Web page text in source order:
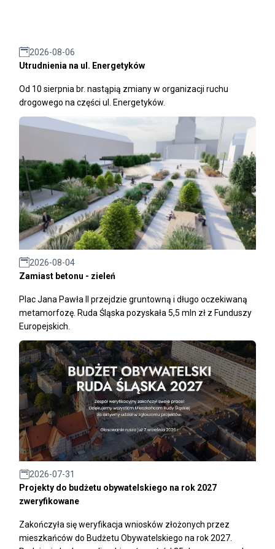
2026-08-06
Utrudnienia na ul. Energetyków
Od 10 sierpnia br. nastąpią zmiany w organizacji ruchu
drogowego na części ul. Energetyków.
2026-08-04
Zamiast betonu - zieleń
Plac Jana Pawła II przejdzie gruntowną i długo oczekiwaną
metamorfozę. Ruda Śląska pozyskała 5,5 mln zł z Funduszy
Europejskich.
2026-07-31
Projekty do budżetu obywatelskiego na rok 2027
zweryfikowane
Zakończyła się weryfikacja wniosków złożonych przez
mieszkańców do Budżetu Obywatelskiego na rok 2027.